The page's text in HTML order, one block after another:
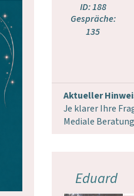
ID: 188
Gespräche:
135
Aktueller
Je klarer Ihre
Mediale
Eduard